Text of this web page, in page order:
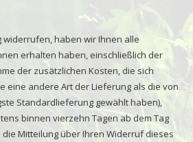
widerrufen, haben wir Ihnen alle
erhalten haben, einschließlich der
der zusätzlichen Kosten, die sich
eine andere Art der Lieferung als die von
Standardlieferung gewählt haben),
binnen vierzehn Tagen ab dem Tag
Mitteilung über Ihren Widerruf dieses